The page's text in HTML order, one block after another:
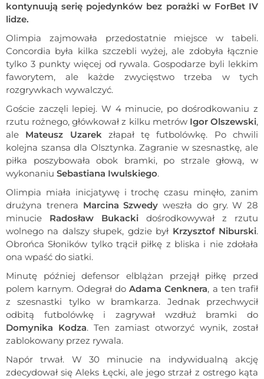
kontynuują serię pojedynków bez porażki w ForBet IV
lidze.
Olimpia zajmowała przedostatnie miejsce w tabeli.
Concordia była kilka szczebli wyżej, ale zdobyła łącznie
tylko 3 punkty więcej od rywala. Gospodarze byli lekkim
faworytem, ale każde zwycięstwo trzeba w tych
rozgrywkach wywalczyć.
Goście zaczęli lepiej. W 4 minucie, po dośrodkowaniu z
rzutu rożnego, główkował z kilku metrów Igor Olszewski,
ale Mateusz Uzarekzłapał tę futbolówkę. Po chwili
kolejna szansa dla Olsztynka. Zagranie w szesnastkę, ale
piłka poszybowała obok bramki, po strzale głową, w
wykonaniu Sebastiana Iwulskiego.
Olimpia miała inicjatywę i trochę czasu minęło, zanim
drużyna trenera Marcina Szwedy weszła do gry. W 28
minucie Radosław Bukacki dośrodkowywał z rzutu
wolnego na dalszy słupek, gdzie był Krzysztof Niburski.
Obrońca Słoników tylko trącił piłkę z bliska i nie zdołała
ona wpaść do siatki.
Minutę później defensor elblążan przejął piłkę przed
polem karnym. Odegrał do Adama Cenknera, a ten trafił
z szesnastki tylko w bramkarza. Jednak przechwycił
odbitą futbolówkę i zagrywał wzdłuż bramki do
Domynika Kodza. Ten zamiast otworzyć wynik, został
zablokowany przez rywala.
Napór trwał. W 30 minucie na indywidualną akcję
zdecydował się Aleks Łęcki, ale jego strzał z ostrego kąta